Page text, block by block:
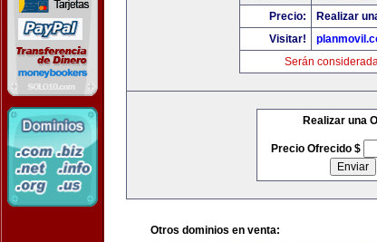
Precio:
Realizar
Visitar!
Serán
Realizar una
Precio Ofrecido $
Otros dominios en venta: